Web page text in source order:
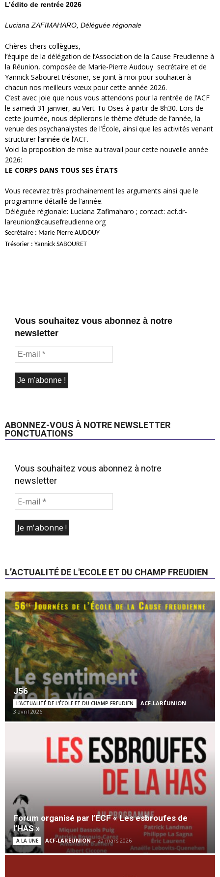
L’édito de rentrée 2026
Luciana ZAFIMAHARO, Déléguée régionale
Chères-chers collègues,
l’équipe de la délégation de l’Association de la Cause Freudienne à
la Réunion, composée de Marie-Pierre Audouy secrétaire et de
Yannick Sabouret trésorier, se joint à moi pour souhaiter à
chacun nos meilleurs vœux pour cette année 2026.
C’est avec joie que nous vous attendons pour la rentrée de l’ACF
le samedi 31 janvier, au Vert-Tu Oses à partir de 8h30. Lors de
cette journée, nous déplierons le thème d’étude de l’année, la
venue des psychanalystes de l’École, ainsi que les activités venant
structurer l’année de l’ACF.
Voici la proposition de mise au travail pour cette nouvelle année
2026:
LE CORPS DANS TOUS SES ÉTATS
Vous recevrez très prochainement les arguments ainsi que le
programme détaillé de l’année.
Déléguée régionale: Luciana Zafimaharo ; contact: acf.dr-
lareunion@causefreudienne.org
Secrétaire : Marie Pierre AUDOUY
Trésorier : Yannick SABOURET
Vous souhaitez vous abonnez à notre
newsletter
ABONNEZ-VOUS À NOTRE NEWSLETTER
PONCTUATIONS
Vous souhaitez vous abonnez à notre
newsletter
L’ACTUALITÉ DE L'ECOLE ET DU CHAMP FREUDIEN
J56
L’ACTUALITÉ DE L'ÉCOLE ET DU CHAMP FREUDIEN ACF-LARÉUNION -
3 avril 2026
Forum organisé par l’ECF « Les esbroufes de
l’HAS »
A LA UNE ACF-LARÉUNION - 20 mars 2026